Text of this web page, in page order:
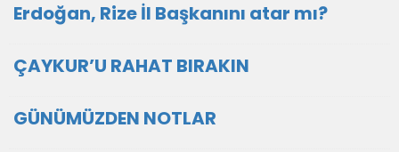
Erdoğan, Rize İl Başkanını atar mı?
ÇAYKUR’U RAHAT BIRAKIN
GÜNÜMÜZDEN NOTLAR